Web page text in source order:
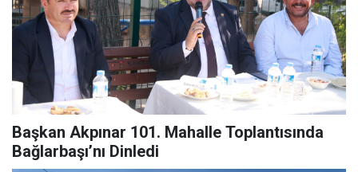
Başkan Akpınar 101. Mahalle Toplantısında
Bağlarbaşı’nı Dinledi